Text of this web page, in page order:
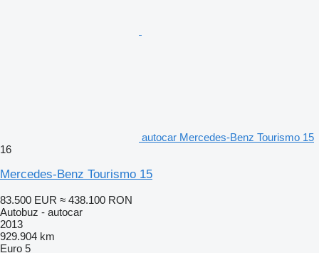
autocar Mercedes-Benz Tourismo 15
16
Mercedes-Benz Tourismo 15
83.500 EUR ≈ 438.100 RON
Autobuz - autocar
2013
929.904 km
Euro 5